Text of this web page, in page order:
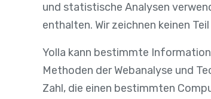
und statistische Analysen
enthalten. Wir zeichnen keinen
Yolla kann bestimmte
Methoden der Webanalyse und
Zahl, die einen bestimmten